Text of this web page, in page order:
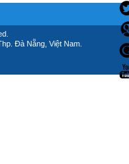
Đà Nẵng, Việt Nam.